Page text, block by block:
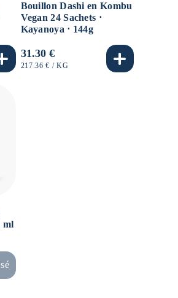
Bouillon Dashi en Kombu
Vegan 24 Sachets ⋅
Kayanoya ⋅ 144g
Precio
habitual
31.30 €
PRECIO
217.36 € / POR
KG
ml